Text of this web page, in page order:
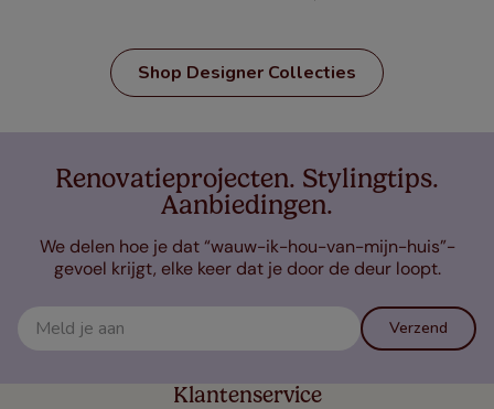
Shop Designer Collecties
Renovatieprojecten. Stylingtips.
Aanbiedingen.
We delen hoe je dat “wauw-ik-hou-van-mijn-huis”-
gevoel krijgt, elke keer dat je door de deur loopt.
Verzend
Klantenservice